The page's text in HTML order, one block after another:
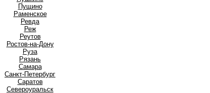
Пущино
Раменское
Ревда
Реж
Реутов
Ростов-на-Дону
Руза
Рязань
Самара
Санкт-Петербург
Саратов
Североуральск